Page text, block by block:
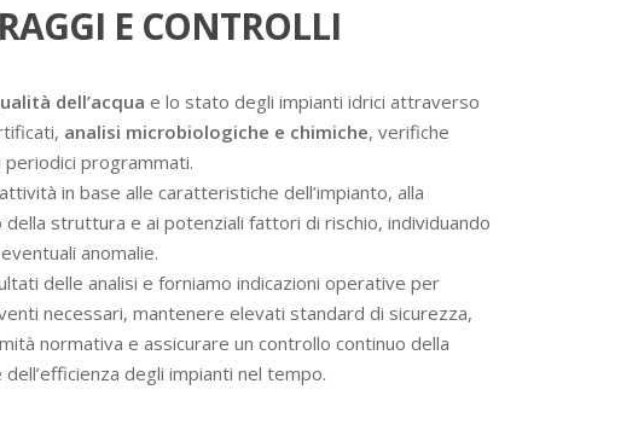
E CONTROLLI
dell’acqua e lo stato degli impianti idrici attraverso
analisi microbiologiche e chimiche, verifiche
programmati.
in base alle caratteristiche dell’impianto, alla
della struttura e ai potenziali fattori di rischio, individuando
anomalie.
delle analisi e forniamo indicazioni operative per
necessari, mantenere elevati standard di sicurezza,
normativa e assicurare un controllo continuo della
dell’efficienza degli impianti nel tempo.